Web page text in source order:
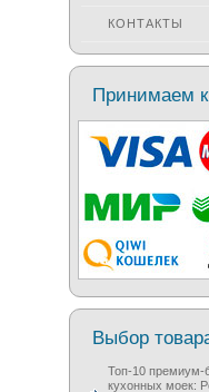
КОНТАКТЫ
Принимаем
Выбор
Топ-10 премиум-
кухонных моек: